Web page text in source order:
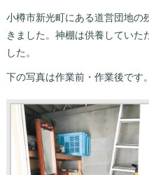
小樽市新光町にある道営団地の
きました。神棚は供養していた
した。
下の写真は作業前・作業後です。